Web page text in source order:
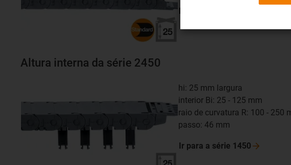
Altura interna da série 2450
hi: 25 mm largura
interior Bi: 25 - 125 mm
raio de curvatura R: 100 - 250
passo: 46 mm
Ir para a série 1450